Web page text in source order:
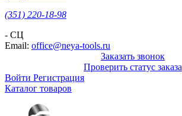
(351) 220-18-98
- СЦ
Email: office@neya-tools.ru
Заказать звонок
Проверить статус заказа
Войти Регистрация
Каталог товаров